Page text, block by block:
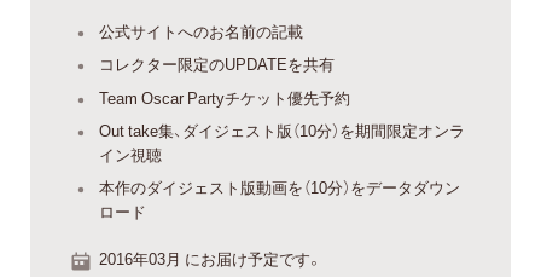
公式サイトへのお名前の記載
コレクター限定のUPDATEを共有
Team Oscar Partyチケット優先予約
Out take集、ダイジェスト版（10分）を期間限定オンラ
イン視聴
本作のダイジェスト版動画を（10分）をデータダウン
ロード
2016年03月 にお届け予定です。